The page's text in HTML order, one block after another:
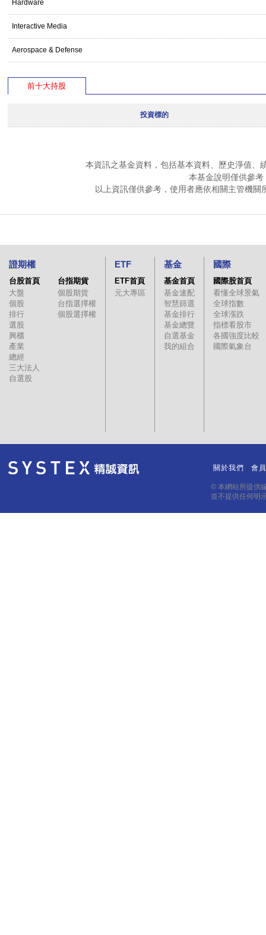
Hardware
Interactive Media
Aerospace & Defense
前十大持股
投資標的
本資訊之基金資料，包括基本資料、歷史淨值、
本基金說明僅供參
以上資訊僅供參考，使用者應依相關主管機
證期權
台股首頁
大盤
個股
排行
選股
興櫃
產業
總經
三大法人
自選股
台指期貨
個股期貨
台指選擇權
個股選擇權
ETF
ETF首頁
元大專區
基金
基金首頁
基金速配
智慧篩選
基金排行
基金總覽
自選基金
我的組合
國際
國際股首頁
看懂全球景氣
全球指數
全球漲跌
指標看股市
各國強度比較
國際氣象台
關於我們 會
© 本網站所提供
並不提供任何明